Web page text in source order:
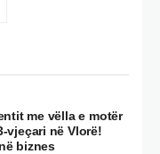
me vëlla e motër
vjeçari në Vlorë!
biznes